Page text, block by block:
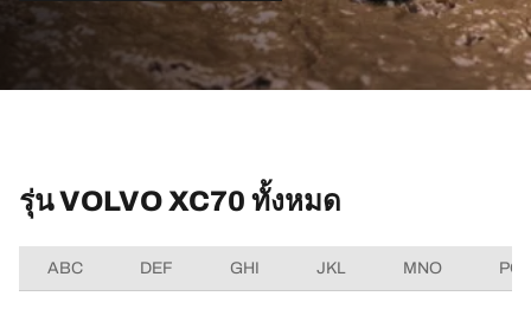
รุ่น VOLVO XC70 ทั้งหมด
ABC DEF GHI JKL MNO